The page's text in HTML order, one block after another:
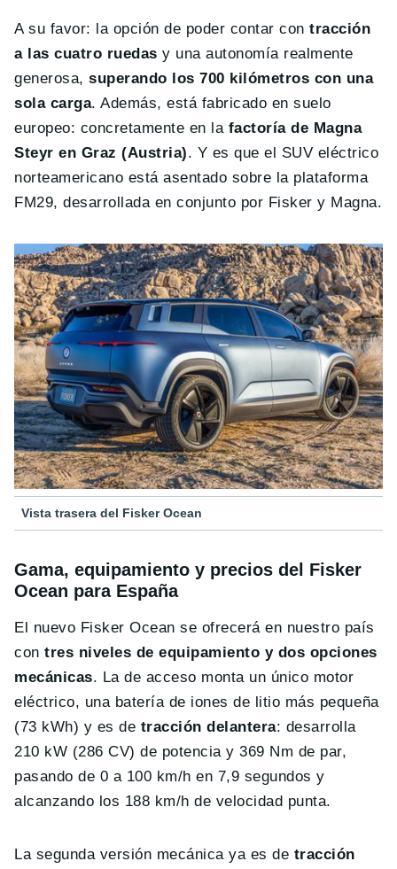
A su favor: la opción de poder contar contracción
a las cuatro ruedas y una autonomía realmente
generosa,superando los 700 kilómetros con una
sola carga. Además, está fabricado en suelo
europeo: concretamente en la factoría de Magna
Steyr en Graz (Austria). Y es que el SUV eléctrico
norteamericano está asentado sobre la plataforma
FM29, desarrollada en conjunto por Fisker y Magna.
Vista trasera del Fisker Ocean
Gama, equipamiento y precios del Fisker
Ocean para España
El nuevo Fisker Ocean se ofrecerá en nuestro país
contres niveles de equipamiento y dos opciones
mecánicas. La de acceso monta un único motor
eléctrico, una batería de iones de litio más pequeña
(73 kWh) y es de tracción delantera: desarrolla
210 kW (286 CV) de potencia y 369 Nm de par,
pasando de 0 a 100 km/h en 7,9 segundos y
alcanzando los 188 km/h de velocidad punta.
La segunda versión mecánica ya es de tracción